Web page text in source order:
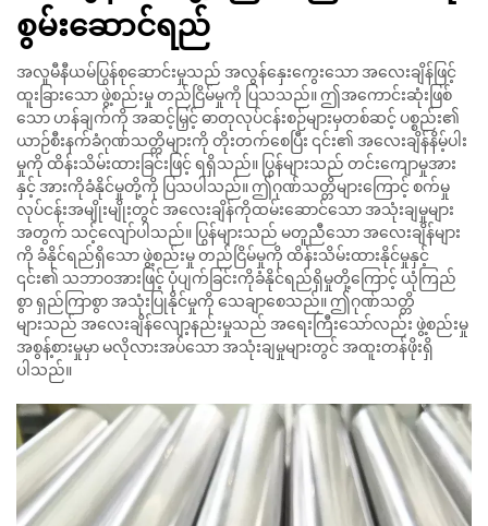
စွမ်းဆောင်ရည်
အလူမီနီယမ်ပြွန်စုဆောင်းမှုသည် အလွန်နှေးကွေးသော အလေးချိန်ဖြင့်
ထူးခြားသော ဖွဲ့စည်းမှု တည်ငြိမ်မှုကို ပြသသည်။ ဤအကောင်းဆုံးဖြစ်
သော ဟန်ချက်ကို အဆင့်မြှင့် ဓာတုလုပ်ငန်းစဉ်များမှတစ်ဆင့် ပစ္စည်း၏
ယာဉ်စီးနက်ခံဂုဏ်သတ္တိများကို တိုးတက်စေပြီး ၎င်း၏ အလေးချိန်နိမ့်ပါး
မှုကို ထိန်းသိမ်းထားခြင်းဖြင့် ရရှိသည်။ ပြွန်များသည် တင်းကျောမှုအား
နှင့် အားကိုခံနိုင်မှုတို့ကို ပြသပါသည်။ ဤဂုဏ်သတ္တိများကြောင့် စက်မှု
လုပ်ငန်းအမျိုးမျိုးတွင် အလေးချိန်ကိုထမ်းဆောင်သော အသုံးချမှုများ
အတွက် သင့်လျော်ပါသည်။ ပြွန်များသည် မတူညီသော အလေးချိန်များ
ကို ခံနိုင်ရည်ရှိသော ဖွဲ့စည်းမှု တည်ငြိမ်မှုကို ထိန်းသိမ်းထားနိုင်မှုနှင့်
၎င်း၏ သဘာဝအားဖြင့် ပုံပျက်ခြင်းကိုခံနိုင်ရည်ရှိမှုတို့ကြောင့် ယုံကြည်
စွာ ရှည်ကြာစွာ အသုံးပြုနိုင်မှုကို သေချာစေသည်။ ဤဂုဏ်သတ္တိ
များသည် အလေးချိန်လျော့နည်းမှုသည် အရေးကြီးသော်လည်း ဖွဲ့စည်းမှု
အစွန့်စားမှုမှာ မလိုလားအပ်သော အသုံးချမှုများတွင် အထူးတန်ဖိုးရှိ
ပါသည်။